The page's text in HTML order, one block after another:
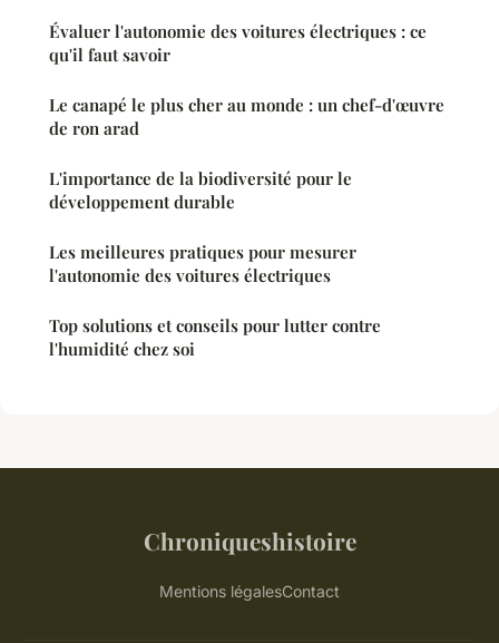
Évaluer l'autonomie des voitures électriques : ce
qu'il faut savoir
Le canapé le plus cher au monde : un chef-d'œuvre
de ron arad
L'importance de la biodiversité pour le
développement durable
Les meilleures pratiques pour mesurer
l'autonomie des voitures électriques
Top solutions et conseils pour lutter contre
l'humidité chez soi
Chroniqueshistoire
Mentions légalesContact